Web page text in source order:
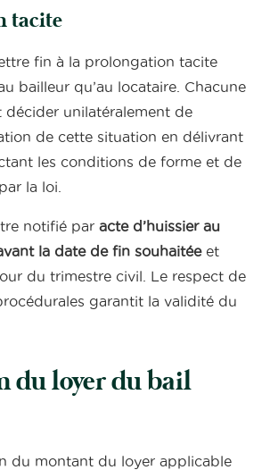
tacite
fin à la prolongation tacite
bailleur qu’au locataire. Chacune
décider unilatéralement de
de cette situation en délivrant
les conditions de forme et de
la loi.
notifié par acte d’huissier au
la date de fin souhaitéeet
du trimestre civil. Le respect de
garantit la validité du
du loyer du bail
du montant du loyer applicable